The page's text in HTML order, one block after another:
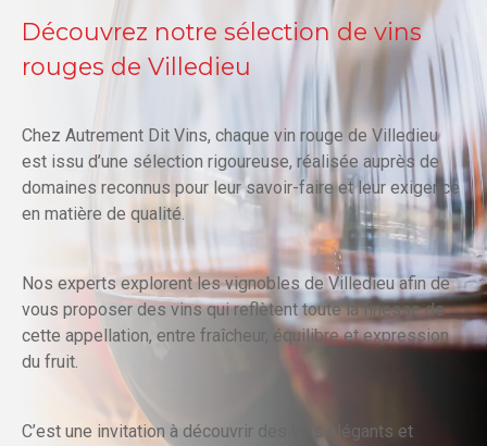
Découvrez notre sélection de vins
rouges de Villedieu
Chez Autrement Dit Vins, chaque vin rouge de Villedieu
est issu d’une sélection rigoureuse, réalisée auprès de
domaines reconnus pour leur savoir-faire et leur exigence
en matière de qualité.
Nos experts explorent les vignobles de Villedieu afin de
vous proposer des vins qui reflètent toute la finesse de
cette appellation, entre fraîcheur, équilibre et expression
du fruit.
C’est une invitation à découvrir des vins élégants et